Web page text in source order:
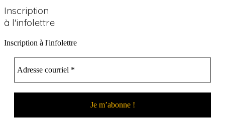
Inscription
à l'infolettre
Inscription à l'infolettre